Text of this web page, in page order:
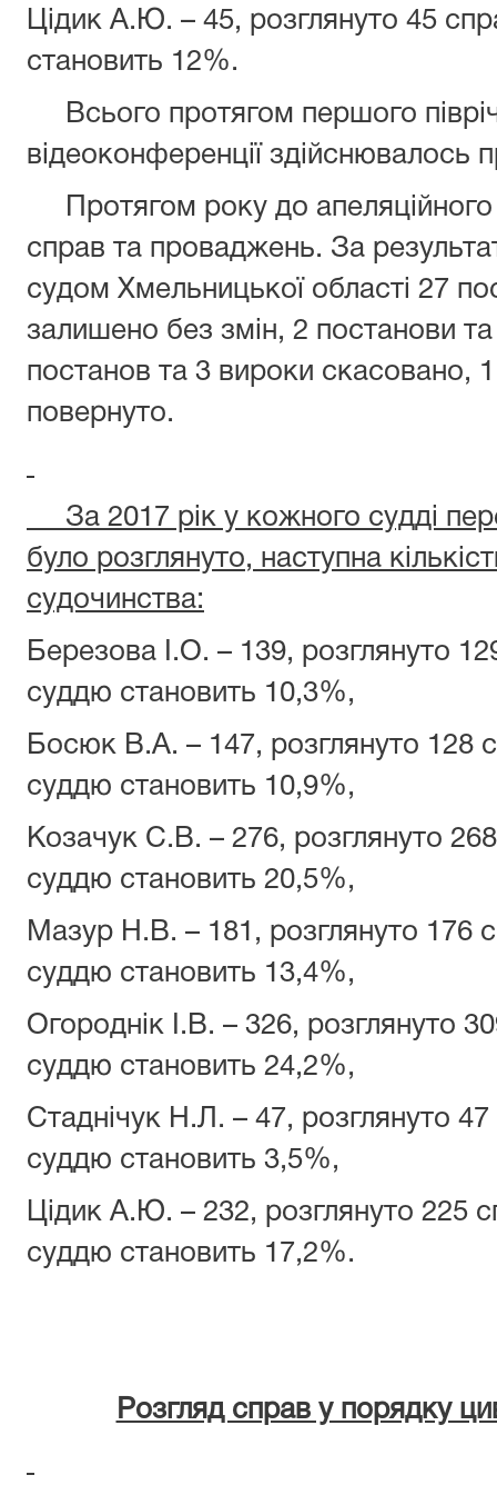
Цідик А.Ю. – 45, розглянуто 45
становить 12%.
Всього протягом першого
відеоконференції
Протягом року до
справ та проваджень. За
судом Хмельницької області 27
залишено без змін, 2 постанови
постанов та 3 вироки скасовано,
повернуто.
За 2017 рік у кожного судді
було розглянуто, наступна
судочинства:
Березова І.О. – 139, розглянуто
суддю становить 10,3%,
Босюк В.А. – 147, розглянуто 128
суддю становить 10,9%,
Козачук С.В. – 276, розглянуто
суддю становить 20,5%,
Мазур Н.В. – 181, розглянуто 176
суддю становить 13,4%,
Огороднік І.В. – 326, розглянуто
суддю становить 24,2%,
Стаднічук Н.Л. – 47, розглянуто
суддю становить 3,5%,
Цідик А.Ю. – 232, розглянуто 225
суддю становить 17,2%.
Розгляд справ у порядку